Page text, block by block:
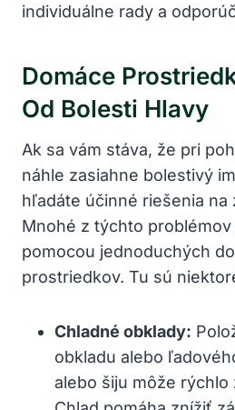
individuálne rady a
Domáce
Od Bolesti Hlavy
Ak sa vám stáva, že pri
náhle zasiahne bolestivý
hľadáte účinné riešenia na
Mnohé z týchto
pomocou jednoduchých
prostriedkov. Tu sú
Chladné obklady:
obkladu alebo
alebo šiju môže